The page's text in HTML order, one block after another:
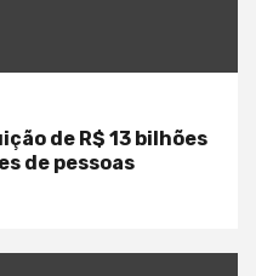
de R$ 13 bilhões
de pessoas